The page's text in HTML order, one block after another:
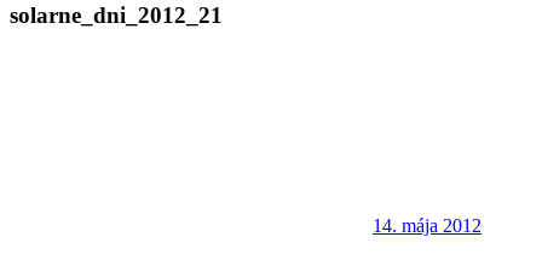
solarne_dni_2012_21
14. mája 2012